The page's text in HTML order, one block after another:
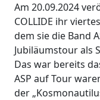
Am 20.09.2024
COLLIDE ihr
dem sie die Band
Jubiläumstour als
Das war bereits
ASP auf Tour
der